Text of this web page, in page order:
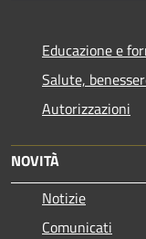
Educazione e
Salute,
Autorizzazioni
NOVITÀ
Notizie
Comunicati